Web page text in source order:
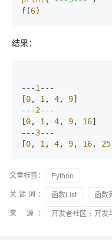
f(6)
结果：
---1 ---
[0, 1 , 4, 9]
---2---
[0, 1 , 4, 9, 16]
---3---
[0, 1 , 4, 9, 16, 25
文章标签：
Python
关键词：
函数List 函数
来 源：
开发者社区 > 开发